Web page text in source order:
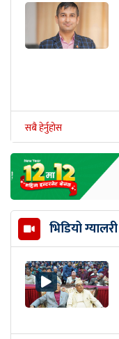
सबै हेर्नुहोस
भिडियो ग्यालरी